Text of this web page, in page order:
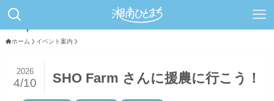
ホーム イベント案内
SHO Farm さんに援農に行こう！
2026
4/10